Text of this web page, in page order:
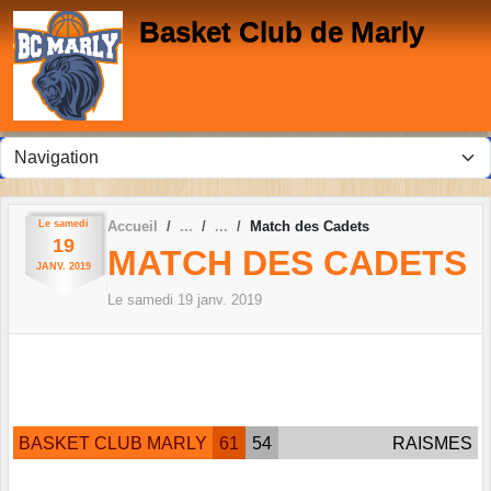
Basket Club de Marly
Le samedi
19
JANV. 2019
Accueil Match des Cadets
MATCH DES CADETS
Le samedi 19 janv. 2019
BASKET CLUB MARLY 61 54 RAISMES
Panneau de gestion des cookies